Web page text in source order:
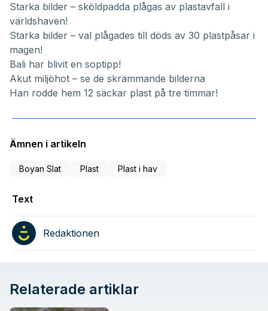
Starka bilder – sköldpadda plågas av plastavfall i
världshaven!
Starka bilder – val plågades till döds av 30 plastpåsar i
magen!
Bali har blivit en soptipp!
Akut miljöhot – se de skrämmande bilderna
Han rodde hem 12 säckar plast på tre timmar!
Ämnen i artikeln
Boyan Slat Plast Plast i hav
Text
Redaktionen
Relaterade artiklar